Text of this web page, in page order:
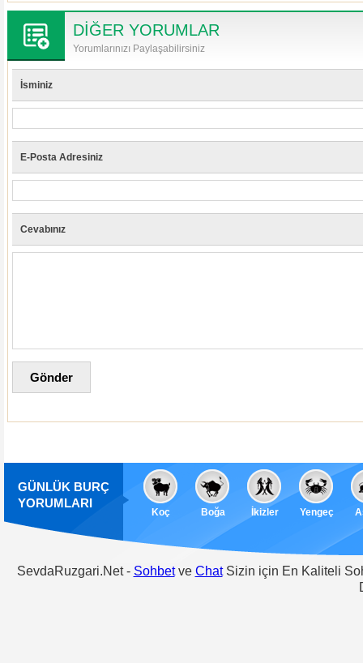
DİĞER YORUMLAR
Yorumlarınızı Paylaşabilirsiniz
İsminiz
E-Posta Adresiniz
Cevabınız
GÜNLÜK BURÇ
YORUMLARI
Koç Boğa İkizler Yengeç
SevdaRuzgari.Net - Sohbetve ChatSizin için En Kaliteli